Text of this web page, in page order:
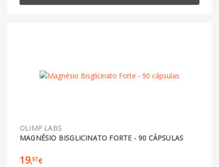
OLIMP LABS
MAGNÉSIO BISGLICINATO FORTE - 90 CÁPSULAS
19,97€